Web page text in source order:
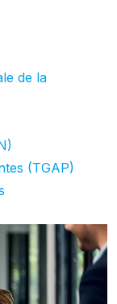
de la
(TGAP)